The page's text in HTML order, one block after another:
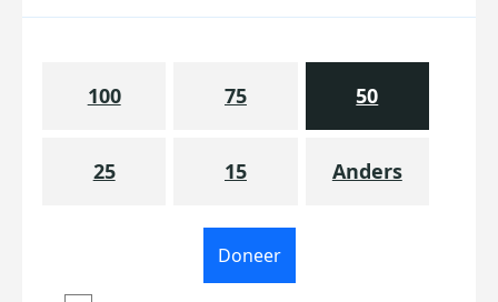
100 75 50
25 15 Anders
Doneer